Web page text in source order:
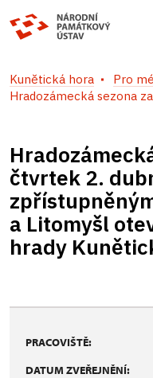
Kunětická hora
Pro
Hradozámecká sezona
čtvrtek 2.
a Litomyšl
hrady
PRACOVIŠTĚ:
DATUM ZVEŘEJNĚNÍ: